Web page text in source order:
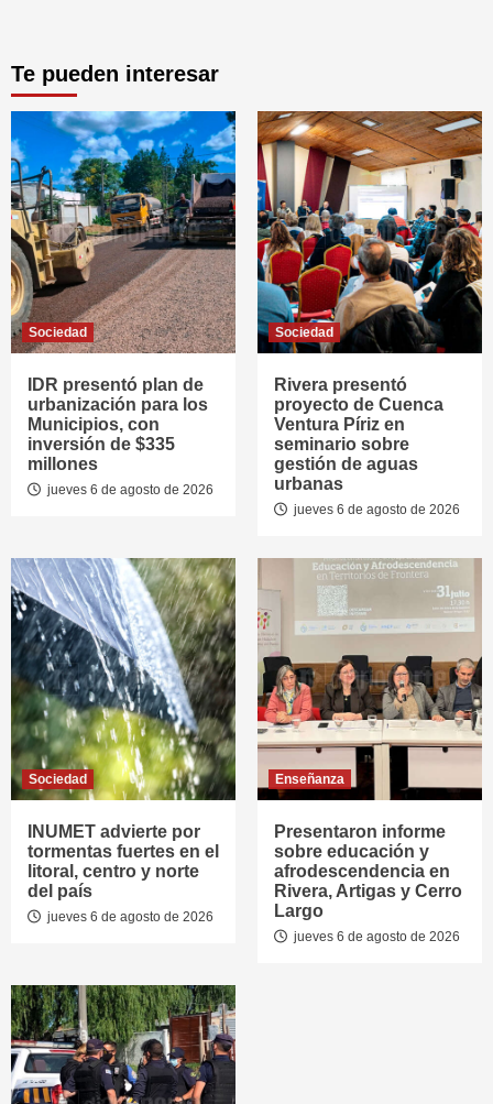
Te pueden interesar
Sociedad
IDR presentó plan de
urbanización para los
Municipios, con
inversión de $335
millones
jueves 6 de agosto de 2026
Sociedad
Rivera presentó
proyecto de Cuenca
Ventura Píriz en
seminario sobre
gestión de aguas
urbanas
jueves 6 de agosto de 2026
Sociedad
INUMET advierte por
tormentas fuertes en el
litoral, centro y norte
del país
jueves 6 de agosto de 2026
Enseñanza
Presentaron informe
sobre educación y
afrodescendencia en
Rivera, Artigas y Cerro
Largo
jueves 6 de agosto de 2026